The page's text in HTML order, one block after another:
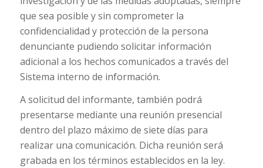
que sea posible y sin comprometer la
confidencialidad y protección de la persona
denunciante pudiendo solicitar información
adicional a los hechos comunicados a través del
Sistema interno de información.
A solicitud del informante, también podrá
presentarse mediante una reunión presencial
dentro del plazo máximo de siete días para
realizar una comunicación. Dicha reunión será
grabada en los términos establecidos en la ley.